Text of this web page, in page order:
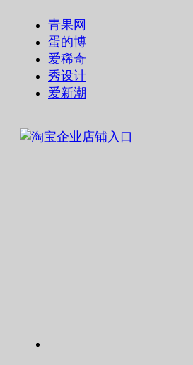
青果网
蛋的博
爱稀奇
秀设计
爱新潮